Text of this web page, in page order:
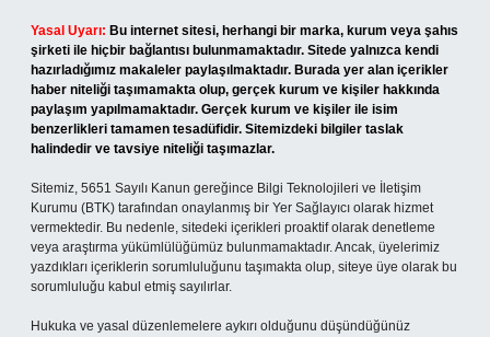
Yasal Uyarı: Bu internet sitesi, herhangi bir marka, kurum veya şahıs
şirketi ile hiçbir bağlantısı bulunmamaktadır. Sitede yalnızca kendi
hazırladığımız makaleler paylaşılmaktadır. Burada yer alan içerikler
haber niteliği taşımamakta olup, gerçek kurum ve kişiler hakkında
paylaşım yapılmamaktadır. Gerçek kurum ve kişiler ile isim
benzerlikleri tamamen tesadüfidir. Sitemizdeki bilgiler taslak
halindedir ve tavsiye niteliği taşımazlar.
Sitemiz, 5651 Sayılı Kanun gereğince Bilgi Teknolojileri ve İletişim
Kurumu (BTK) tarafından onaylanmış bir Yer Sağlayıcı olarak hizmet
vermektedir. Bu nedenle, sitedeki içerikleri proaktif olarak denetleme
veya araştırma yükümlülüğümüz bulunmamaktadır. Ancak, üyelerimiz
yazdıkları içeriklerin sorumluluğunu taşımakta olup, siteye üye olarak bu
sorumluluğu kabul etmiş sayılırlar.
Hukuka ve yasal düzenlemelere aykırı olduğunu düşündüğünüz